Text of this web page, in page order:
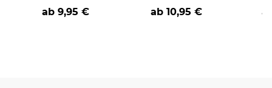
und Sprüchen
ab 9,95 € ab 10,95 €